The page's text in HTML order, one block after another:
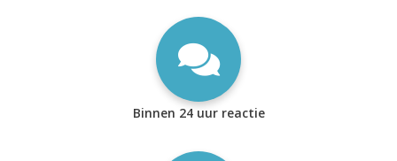
Binnen 24 uur reactie